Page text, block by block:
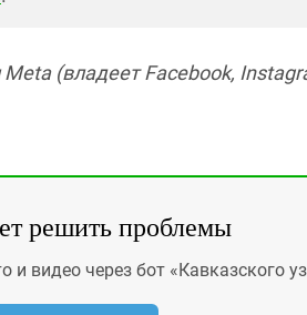
(владеет Facebook,
решить проблемы
и видео через бот «Кавказского